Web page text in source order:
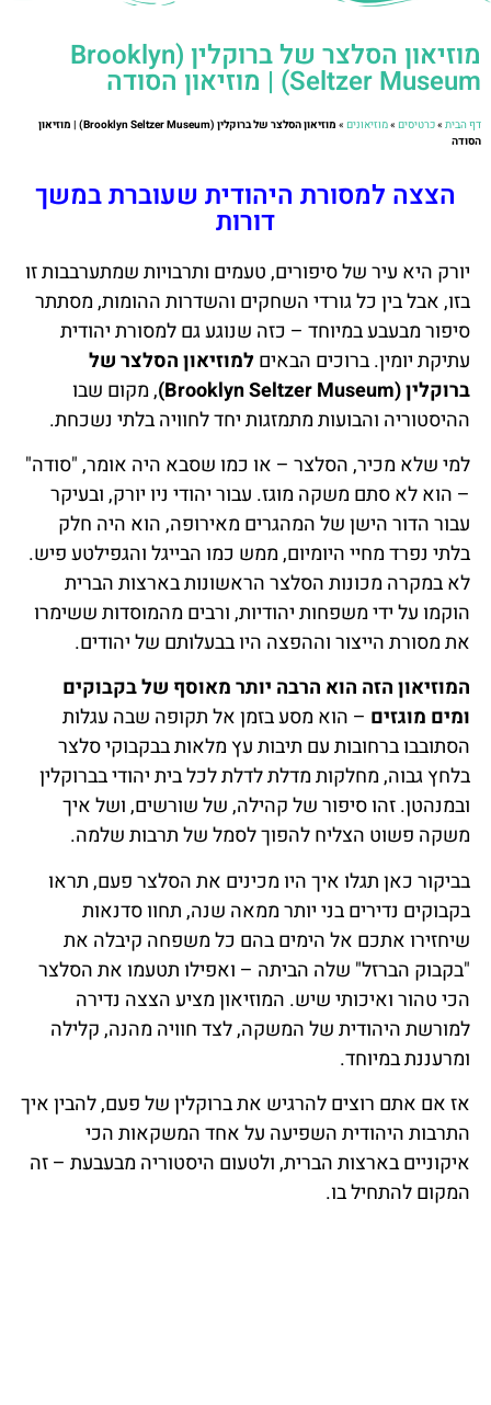
מוזיאון הסלצר של ברוקלין (Brooklyn
Seltzer Museum) | מוזיאון הסודה
דף הבית»כרטיסים»מוזיאונים»
מוזיאון הסלצר של ברוקלין (Brooklyn Seltzer Museum) | מוזיאון
הסודה
הצצה למסורת היהודית שעוברת במשך
דורות
יורק היא עיר של סיפורים, טעמים ותרבויות שמתערבבות זו
בזו, אבל בין כל גורדי השחקים והשדרות ההומות, מסתתר
סיפור מבעבע במיוחד – כזה שנוגע גם למסורת יהודית
עתיקת יומין. ברוכים הבאיםלמוזיאון הסלצר של
ברוקלין (Brooklyn Seltzer Museum)
, מקום שבו
ההיסטוריה והבועות מתמזגות יחד לחוויה בלתי נשכחת.
למי שלא מכיר, הסלצר – או כמו שסבא היה אומר, "סודה"
– הוא לא סתם משקה מוגז. עבור יהודי ניו יורק, ובעיקר
עבור הדור הישן של המהגרים מאירופה, הוא היה חלק
בלתי נפרד מחיי היומיום, ממש כמו הבייגל והגפילטע פיש.
לא במקרה מכונות הסלצר הראשונות בארצות הברית
הוקמו על ידי משפחות יהודיות, ורבים מהמוסדות ששימרו
את מסורת הייצור וההפצה היו בבעלותם של יהודים.
המוזיאון הזה הוא הרבה יותר מאוסף של בקבוקים
ומים מוגזים – הוא מסע בזמן אל תקופה שבה עגלות
הסתובבו ברחובות עם תיבות עץ מלאות בבקבוקי סלצר
בלחץ גבוה, מחלקות מדלת לדלת לכל בית יהודי בברוקלין
ובמנהטן. זהו סיפור של קהילה, של שורשים, ושל איך
משקה פשוט הצליח להפוך לסמל של תרבות שלמה.
בביקור כאן תגלו איך היו מכינים את הסלצר פעם, תראו
בקבוקים נדירים בני יותר ממאה שנה, תחוו סדנאות
שיחזירו אתכם אל הימים בהם כל משפחה קיבלה את
"בקבוק הברזל" שלה הביתה – ואפילו תטעמו את הסלצר
הכי טהור ואיכותי שיש. המוזיאון מציע הצצה נדירה
למורשת היהודית של המשקה, לצד חוויה מהנה, קלילה
ומרעננת במיוחד.
אז אם אתם רוצים להרגיש את ברוקלין של פעם, להבין איך
התרבות היהודית השפיעה על אחד המשקאות הכי
איקוניים בארצות הברית, ולטעום היסטוריה מבעבעת – זה
המקום להתחיל בו.